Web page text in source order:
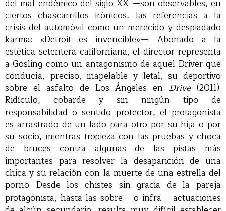
del mal endémico del siglo XX —son observables, en
ciertos chascarrillos irónicos, las referencias a la
crisis del automóvil como un merecido y despiadado
karma: «Detroit es invencible»—. Abonado a la
estética setentera californiana, el director representa
a Gosling como un antagonismo de aquel Driver que
conducía, preciso, inapelable y letal, su deportivo
sobre el asfalto de Los Ángeles en Drive(2011).
Ridículo, cobarde y sin ningún tipo de
responsabilidad o sentido protector, el protagonista
es arrastrado de un lado para otro por su hija o por
su socio, mientras tropieza con las pruebas y choca
de bruces contra algunas de las pistas más
importantes para resolver la desaparición de una
chica y su relación con la muerte de una estrella del
porno. Desde los chistes sin gracia de la pareja
protagonista, hasta las sobre —o infra— actuaciones